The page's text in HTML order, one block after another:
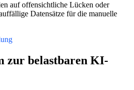
auf offensichtliche Lücken oder
Datensätze für die manuelle
zur belastbaren KI-